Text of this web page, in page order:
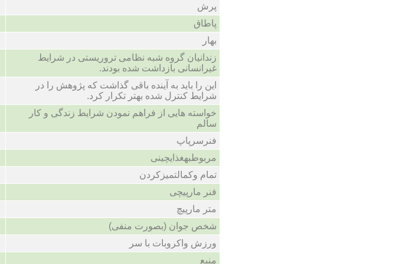
پرش
پاطاق
بهار
زندانیان گروه شبه نظامی تروریستی در شرایط
غیرانسانی بازداشت شده بودند.
این را باید به آینده باقی گذاشت که پژوهش را در
شرایط کنترل شده بهتر تکرار کرد.
خواسته هایی از فراهم نمودن شرایط زندگی و کار
سالم
فنرسرپاپ
مربوطبهغذایچینی
تمام وکمالتمیزکردن
فنر مارپیچی
متر مارپیچ
شخص جوان (بصورت منفی)
ورزش واکروبات با سر
منبع